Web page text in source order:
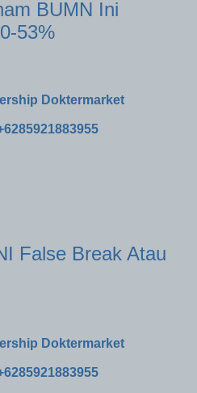
BUMN Ini
53%
Doktermarket
False Break Atau
Doktermarket